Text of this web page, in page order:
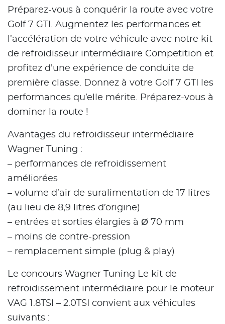
Préparez-vous à conquérir la route avec votre
Golf 7 GTI. Augmentez les performances et
l’accélération de votre véhicule avec notre kit
de refroidisseur intermédiaire Competition et
profitez d’une expérience de conduite de
première classe. Donnez à votre Golf 7 GTI les
performances qu’elle mérite. Préparez-vous à
dominer la route !
Avantages du refroidisseur intermédiaire
Wagner Tuning :
– performances de refroidissement
améliorées
– volume d’air de suralimentation de 17 litres
(au lieu de 8,9 litres d’origine)
– entrées et sorties élargies à Ø 70 mm
– moins de contre-pression
– remplacement simple (plug & play)
Le concours Wagner Tuning Le kit de
refroidissement intermédiaire pour le moteur
VAG 1.8TSI – 2.0TSI convient aux véhicules
suivants :